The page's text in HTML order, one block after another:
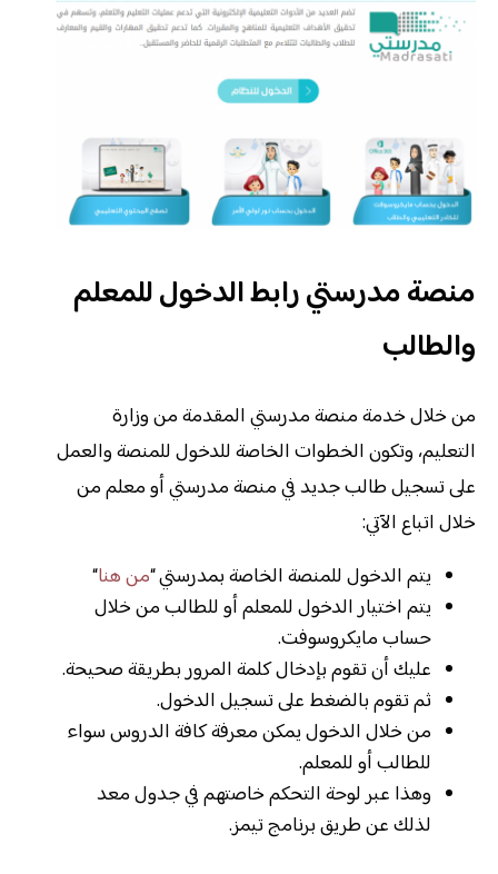
منصة مدرستي رابط الدخول للمعلم
والطالب
من خلال خدمة منصة مدرستي المقدمة من وزارة
التعليم، وتكون الخطوات الخاصة للدخول للمنصة والعمل
على تسجيل طالب جديد في منصة مدرستي أو معلم من
خلال اتباع الآتي:
يتم الدخول للمنصة الخاصة بمدرستي “من هنا“
يتم اختيار الدخول للمعلم أو للطالب من خلال
حساب مايكروسوفت.
عليك أن تقوم بإدخال كلمة المرور بطريقة صحيحة.
ثم تقوم بالضغط على تسجيل الدخول.
من خلال الدخول يمكن معرفة كافة الدروس سواء
للطالب أو للمعلم.
وهذا عبر لوحة التحكم خاصتهم في جدول معد
لذلك عن طريق برنامج تيمز.